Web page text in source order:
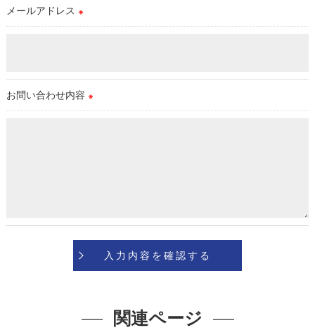
理対策を実施します。
メールアドレス ※
お問い合わせ内容 ※
関連ページ